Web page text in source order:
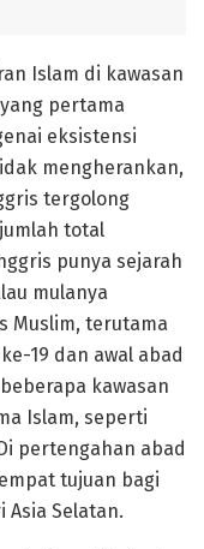
Islam di kawasan
pertama
eksistensi
mengherankan,
tergolong
total
punya sejarah
mulanya
Muslim, terutama
19 dan awal abad
kawasan
Islam, seperti
pertengahan abad
tujuan bagi
Asia Selatan.